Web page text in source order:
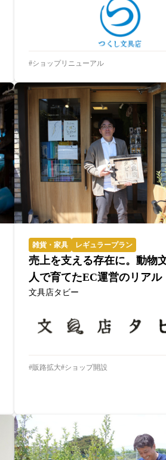
ショップリニューアル
雑貨・家具 レギュラープラン
売上を支える存在に。動物
人で育てたEC運営のリアル
文具店タビー
販路拡大 ショップ開設